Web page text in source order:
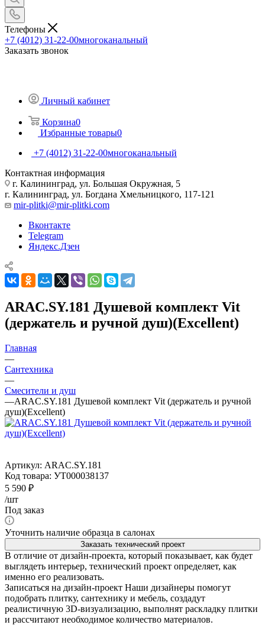
Телефоны
+7 (4012) 31-22-00многоканальный
Заказать звонок
Личный кабинет
Корзина0
Избранные товары0
+7 (4012) 31-22-00многоканальный
Контактная информация
г. Калининград, ул. Большая Окружная, 5
г. Калининград, ул. Богдана Хмельницкого, 117-121
mir-plitki@mir-plitki.com
Вконтакте
Telegram
Яндекс.Дзен
ARAC.SY.181 Душевой комплект Vit
(держатель и ручной душ)(Excellent)
Главная
—
Сантехника
—
Смесители и душ
—ARAC.SY.181 Душевой комплект Vit (держатель и ручной
душ)(Excellent)
Артикул: ARAC.SY.181
Код товара: УТ000038137
5 590 ₽
/шт
Под заказ
Уточнить наличие образца в салонах
Заказать технический проект
В отличие от дизайн-проекта, который показывает, как будет
выглядеть интерьер, технический проект определяет, как
именно его реализовать.
Записаться на дизайн-проект Наши дизайнеры помогут
подобрать плитку, сантехнику и мебель, создадут
реалистичную 3D-визуализацию, выполнят раскладку плитки
и рассчитают необходимое количество материалов.